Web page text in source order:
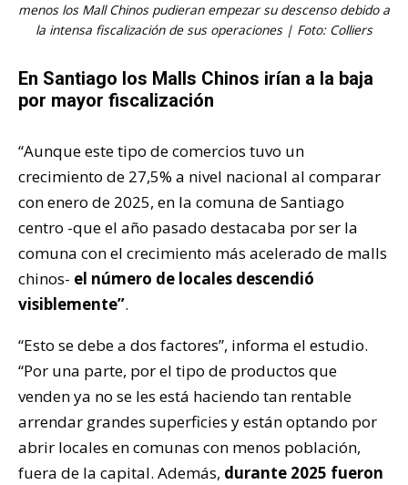
menos los Mall Chinos pudieran empezar su descenso debido a
la intensa fiscalización de sus operaciones | Foto: Colliers
En Santiago los Malls Chinos irían a la baja
por mayor fiscalización
“Aunque este tipo de comercios tuvo un
crecimiento de 27,5% a nivel nacional al comparar
con enero de 2025, en la comuna de Santiago
centro -que el año pasado destacaba por ser la
comuna con el crecimiento más acelerado de malls
chinos- el número de locales descendió
visiblemente”.
“Esto se debe a dos factores”, informa el estudio.
“Por una parte, por el tipo de productos que
venden ya no se les está haciendo tan rentable
arrendar grandes superficies y están optando por
abrir locales en comunas con menos población,
fuera de la capital. Además, durante 2025 fueron